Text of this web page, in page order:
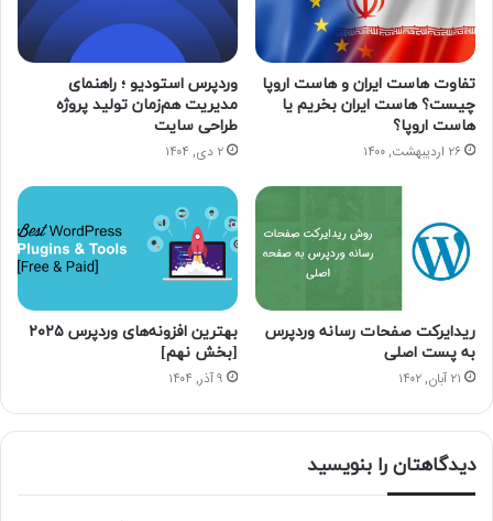
تفاوت هاست ایران و هاست اروپا
چیست؟ هاست ایران بخریم یا
هاست اروپا؟
۲۶ اردیبهشت, ۱۴۰۰
وردپرس استودیو ؛ راهنمای
مدیریت هم‌زمان تولید پروژه
طراحی سایت
۲ دی, ۱۴۰۴
ریدایرکت صفحات رسانه وردپرس
به پست اصلی
۲۱ آبان, ۱۴۰۲
بهترین افزونه‌های وردپرس ۲۰۲۵
[بخش نهم]
۹ آذر, ۱۴۰۴
دیدگاهتان را بنویسید